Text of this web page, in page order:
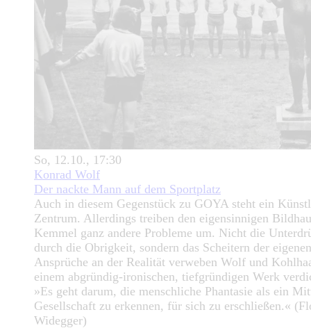
So, 12.10., 17:30
Konrad Wolf
Der nackte Mann auf dem Sportplatz
Auch in diesem Gegenstück zu GOYA steht ein
Zentrum. Allerdings treiben den eigensinnigen
Kemmel ganz andere Probleme um. Nicht die
durch die Obrigkeit, sondern das Scheitern der eigenen
Ansprüche an der Realität verweben Wolf und
einem abgründig-ironischen, tiefgründigen Werk
»Es geht darum, die menschliche Phantasie als ein
Gesellschaft zu erkennen, für sich zu erschließen.«
Widegger)